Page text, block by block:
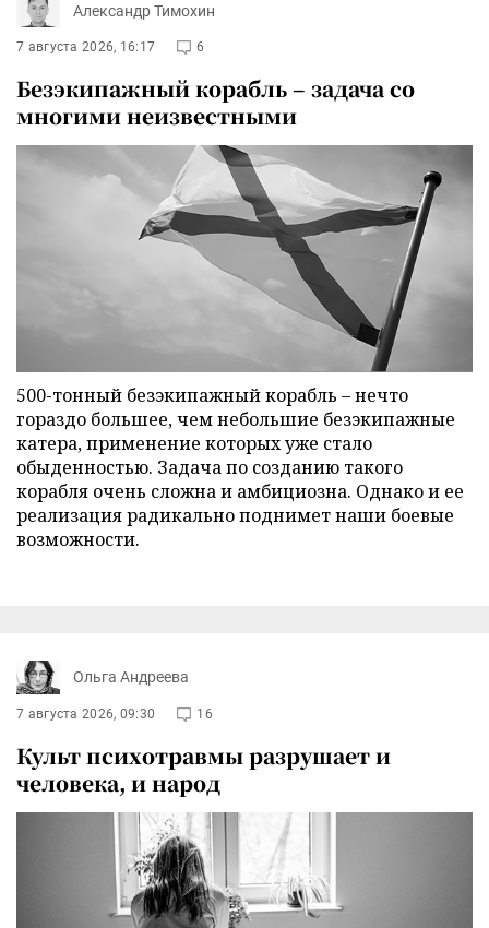
Александр Тимохин
7 августа 2026, 16:17 6
Безэкипажный корабль – задача со
многими неизвестными
500-тонный безэкипажный корабль – нечто
гораздо большее, чем небольшие безэкипажные
катера, применение которых уже стало
обыденностью. Задача по созданию такого
корабля очень сложна и амбициозна. Однако и ее
реализация радикально поднимет наши боевые
возможности.
Ольга Андреева
7 августа 2026, 09:30 16
Культ психотравмы разрушает и
человека, и народ